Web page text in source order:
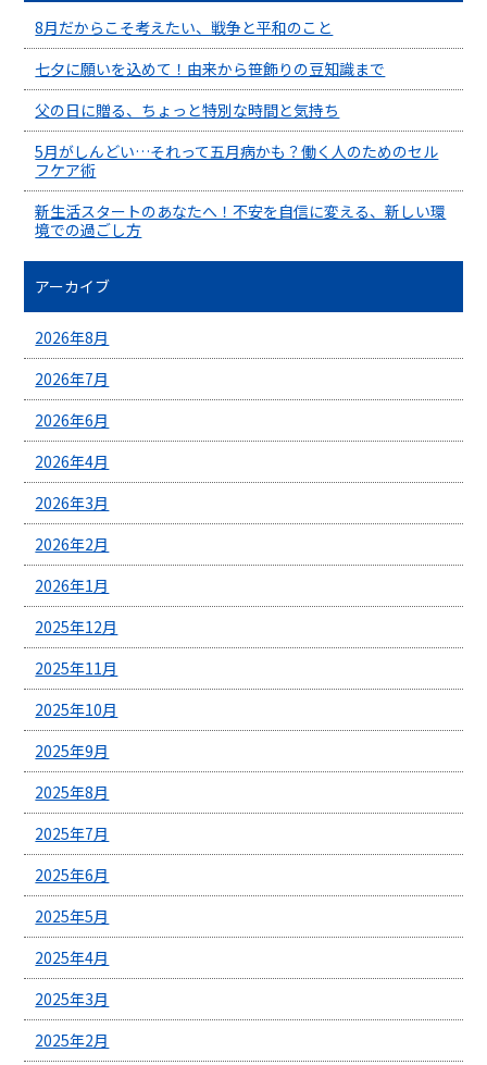
8月だからこそ考えたい、戦争と平和のこと
七夕に願いを込めて！由来から笹飾りの豆知識まで
父の日に贈る、ちょっと特別な時間と気持ち
5月がしんどい…それって五月病かも？働く人のためのセル
フケア術
新生活スタートのあなたへ！不安を自信に変える、新しい環
境での過ごし方
アーカイブ
2026年8月
2026年7月
2026年6月
2026年4月
2026年3月
2026年2月
2026年1月
2025年12月
2025年11月
2025年10月
2025年9月
2025年8月
2025年7月
2025年6月
2025年5月
2025年4月
2025年3月
2025年2月